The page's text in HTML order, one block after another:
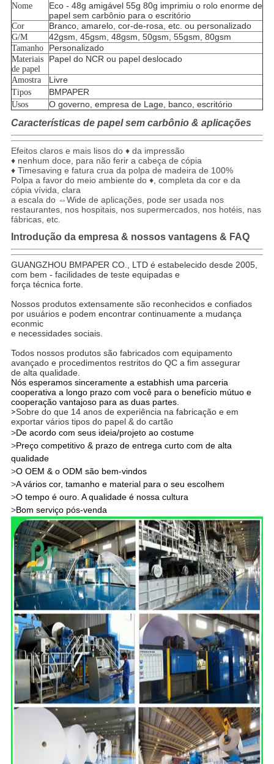
Nome
Eco - 48g amigável 55g 80g imprimiu o rolo enorme de
papel sem carbônio para o escritório
Cor Branco, amarelo, cor-de-rosa, etc. ou personalizado
G/M 42gsm, 45gsm, 48gsm, 50gsm, 55gsm, 80gsm
Tamanho Personalizado
Materiais
de papel
Papel do NCR ou papel deslocado
Amostra Livre
Tipos BMPAPER
Usos O governo, empresa de Lage, banco, escritório
Características de papel sem carbônio & aplicações
Efeitos claros e mais lisos do ♦ da impressão
♦ nenhum doce, para não ferir a cabeça de cópia
♦ Timesaving e fatura crua da polpa de madeira de 100%
Polpa a favor do meio ambiente do ♦, completa da cor e da
cópia vívida, clara
a escala do ⇔Wide de aplicações, pode ser usada nos
restaurantes, nos hospitais, nos supermercados, nos hotéis, nas
fábricas, etc.
Introdução da empresa & nossos vantagens & FAQ
GUANGZHOU BMPAPER CO., LTD é estabelecido desde 2005,
com bem - facilidades de teste equipadas e
força técnica forte.
Nossos produtos extensamente são reconhecidos e confiados
por usuários e podem encontrar continuamente a mudança
econmic
e necessidades sociais.
Todos nossos produtos são fabricados com equipamento
avançado e procedimentos restritos do QC a fim assegurar
de alta qualidade.
Nós esperamos sinceramente a estabhish uma parceria
cooperativa a longo prazo com você para o benefício mútuo e
cooperação vantajoso para as duas partes.
>Sobre do que 14 anos de experiência na fabricação e em
exportar vários tipos do papel & do cartão
>De acordo com seus ideia/projeto ao costume
>Preço competitivo & prazo de entrega curto com de alta
qualidade
>O OEM & o ODM são bem-vindos
>A vários cor, tamanho e material para o seu escolhem
>O tempo é ouro. A qualidade é nossa cultura
>Bom serviço pós-venda